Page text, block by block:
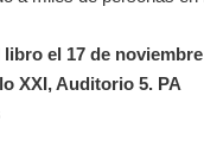
el 17 de noviembre
XXI, Auditorio 5. PA